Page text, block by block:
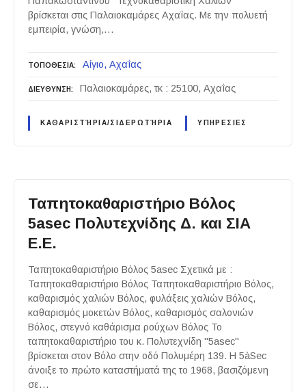
βρίσκεται στις Παλαιοκαμάρες Αχαΐας. Με την πολυετή
εμπειρία, γνώση,…
ΤΟΠΟΘΕΣΙΑ Αίγιο Αχαΐας
ΔΙΕΥΘΥΝΣΗ Παλαιοκαμάρες, τκ : 25100, Αχαΐας
ΚΑΘΑΡΙΣΤΉΡΙΑ/ΣΙΔΕΡΩΤΉΡΙΑ ΥΠΗΡΕΣΙΕΣ
Ταπητοκαθαριστήριο Βόλος
5asec Πολυτεχνίδης Δ. και ΣΙΑ
Ε.Ε.
Ταπητοκαθαριστήριο Βόλος 5asec Σχετικά με :
Ταπητοκαθαριστήριο Βόλος Ταπητοκαθαριστήριο Βόλος,
καθαρισμός χαλιών Βόλος, φυλάξεις χαλιών Βόλος,
καθαρισμός μοκετών Βόλος, καθαρισμός σαλονιών
Βόλος, στεγνό καθάρισμα ρούχων Βόλος Το
ταπητοκαθαριστήριο του κ. Πολυτεχνίδη "5asec"
βρίσκεται στον Βόλο στην οδό Πολυμέρη 139. Η 5àSec
άνοιξε το πρώτο καταστήματά της το 1968, βασιζόμενη
σε…